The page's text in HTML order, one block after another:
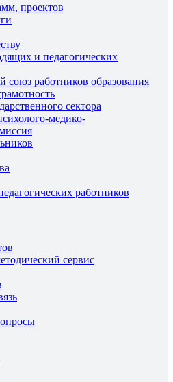
проектов
и педагогических
союз работников образования
сектора
медико-
работников
сервис